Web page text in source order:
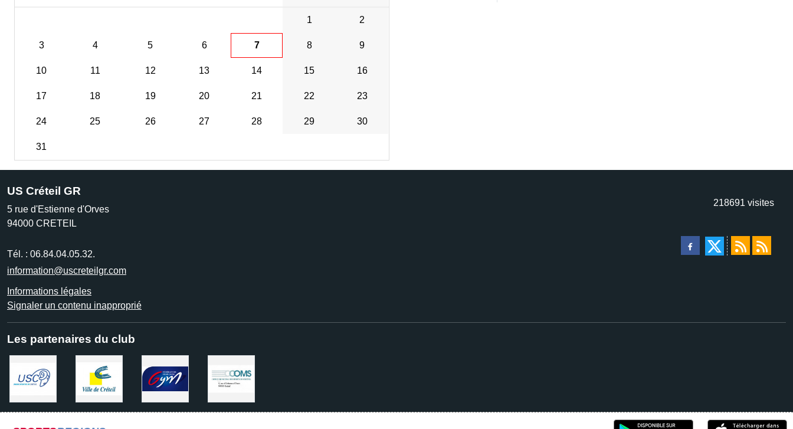
1 2
3 4 5 6 7 8 9
10 11 12 13 14 15 16
17 18 19 20 21 22 23
24 25 26 27 28 29 30
31
US Créteil GR
5 rue d'Estienne d'Orves
94000 CRETEIL
Tél. : 06.84.04.05.32.
information@uscreteilgr.com
Informations légales
Signaler un contenu inapproprié
218691 visites
Les partenaires du club